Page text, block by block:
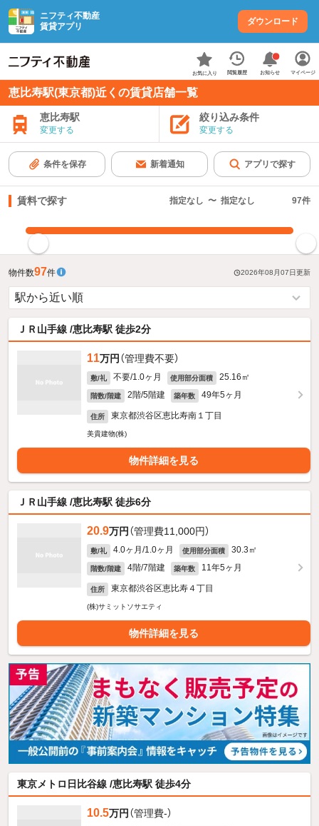
ニフティ不動産
賃貸アプリ
ダウンロード
お気に入り 閲覧履歴 お知らせ マイページ
恵比寿駅(東京都)近くの賃貸店舗一覧
恵比寿駅
変更する
絞り込み条件
変更する
条件を保存 新着通知 アプリで探す
賃料で探す 指定なし 〜 指定なし 97件
物件数97件 2026年08月07日更新
ＪＲ山手線 /恵比寿駅 徒歩2分
11万円 （管理費不要）
敷/礼 不要/1.0ヶ月 使用部分面積 25.16㎡
階数/階建 2階/5階建 築年数 49年5ヶ月
住所 東京都渋谷区恵比寿南１丁目
美貴建物(株)
物件詳細を見る
ＪＲ山手線 /恵比寿駅 徒歩6分
20.9万円 （管理費11,000円）
敷/礼 4.0ヶ月/1.0ヶ月 使用部分面積 30.3㎡
階数/階建 4階/7階建 築年数 11年5ヶ月
住所 東京都渋谷区恵比寿４丁目
(株)サミットソサエティ
物件詳細を見る
東京メトロ日比谷線 /恵比寿駅 徒歩4分
10.5万円 （管理費-）